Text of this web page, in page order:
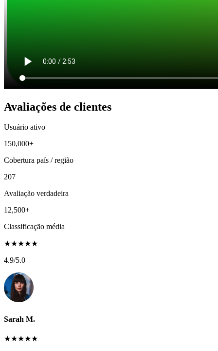
Avaliações de clientes
Usuário ativo
150,000+
Cobertura país / região
207
Avaliação verdadeira
12,500+
Classificação média
★★★★★
4.9/5.0
Sarah M.
★★★★★